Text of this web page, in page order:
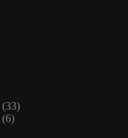
(33)
(6)